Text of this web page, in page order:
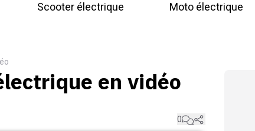
Scooter électrique Moto électrique
en vidéo
0